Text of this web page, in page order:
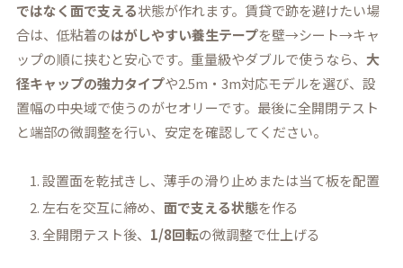
ではなく面で支える状態が作れます。賃貸で跡を避けたい場
合は、低粘着のはがしやすい養生テープを壁→シート→キャ
ップの順に挟むと安心です。重量級やダブルで使うなら、大
径キャップの強力タイプや2.5m・3m対応モデルを選び、設
置幅の中央域で使うのがセオリーです。最後に全開閉テスト
と端部の微調整を行い、安定を確認してください。
設置面を乾拭きし、薄手の滑り止めまたは当て板を配置
左右を交互に締め、面で支える状態を作る
全開閉テスト後、 1/8回転の微調整で仕上げる